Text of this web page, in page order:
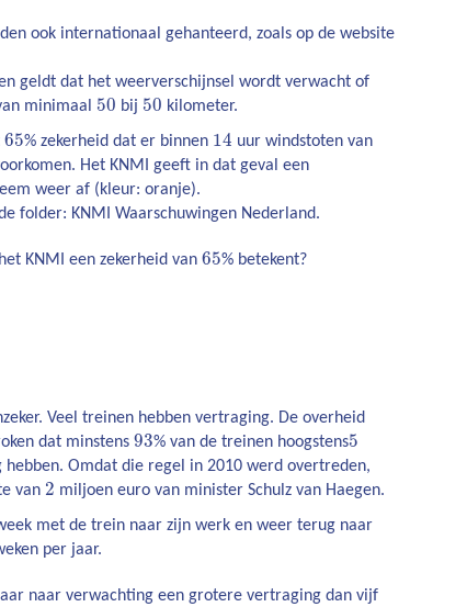
ook internationaal gehanteerd, zoals op de website
geldt dat het weerverschijnsel wordt verwacht of
minimaal 50 bij 50 kilometer.
65% zekerheid dat er binnen 14 uur windstoten van
Het KNMI geeft in dat geval een
weer af (kleur: oranje).
folder: KNMI Waarschuwingen Nederland.
KNMI een zekerheid van 65% betekent?
Veel treinen hebben vertraging. De overheid
dat minstens 93% van de treinen hoogstens5
Omdat die regel in 2010 werd overtreden,
van 2 miljoen euro van minister Schulz van Haegen.
met de trein naar zijn werk en weer terug naar
per jaar.
naar verwachting een grotere vertraging dan vijf